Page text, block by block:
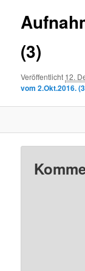
(3)
Veröffentlicht 12.
vom 2.Okt.2016.